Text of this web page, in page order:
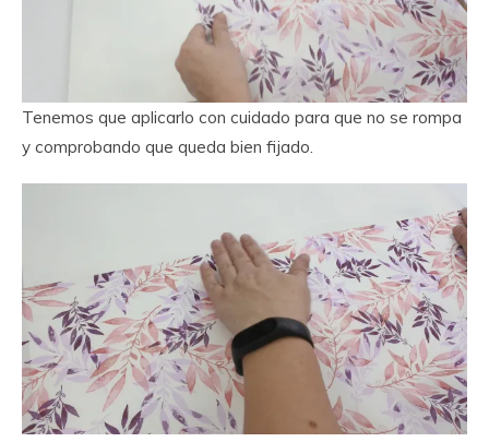
Tenemos que aplicarlo con cuidado para que no se rompa
y comprobando que queda bien fijado.